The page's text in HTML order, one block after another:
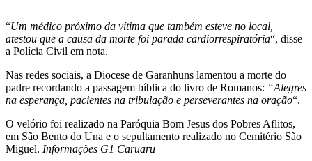
“Um médico próximo da vítima que também esteve no local,
atestou que a causa da morte foi parada cardiorrespiratória“, disse
a Polícia Civil em nota.
Nas redes sociais, a Diocese de Garanhuns lamentou a morte do
padre recordando a passagem bíblica do livro de Romanos: “Alegres
na esperança, pacientes na tribulação e perseverantes na oração“.
O velório foi realizado na Paróquia Bom Jesus dos Pobres Aflitos,
em São Bento do Una e o sepultamento realizado no Cemitério São
Miguel. Informações G1 Caruaru